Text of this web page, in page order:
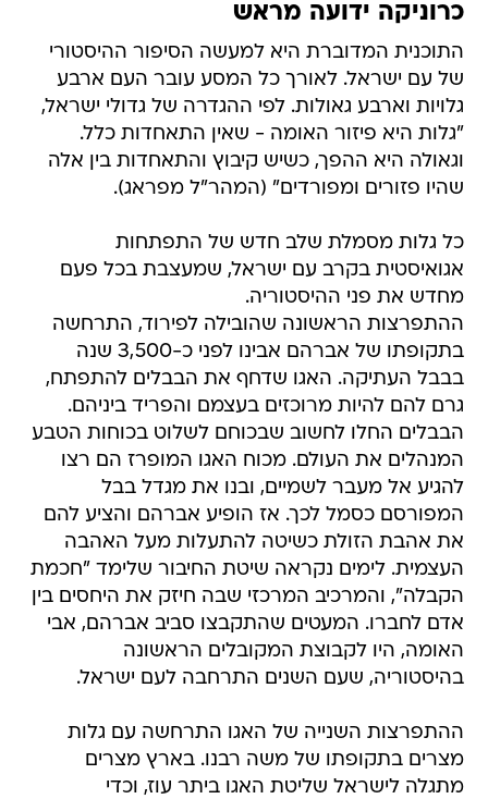
כרוניקה ידועה מראש
התוכנית המדוברת היא למעשה הסיפור ההיסטורי
של עם ישראל. לאורך כל המסע עובר העם ארבע
גלויות וארבע גאולות. לפי ההגדרה של גדולי ישראל,
"גלות היא פיזור האומה - שאין התאחדות כלל.
וגאולה היא ההפך, כשיש קיבוץ והתאחדות בין אלה
שהיו פזורים ומפורדים" (המהר"ל מפראג).
כל גלות מסמלת שלב חדש של התפתחות
אגואיסטית בקרב עם ישראל, שמעצבת בכל פעם
מחדש את פני ההיסטוריה.
ההתפרצות הראשונה שהובילה לפירוד, התרחשה
בתקופתו של אברהם אבינו לפני כ-3,500 שנה
בבבל העתיקה. האגו שדחף את הבבלים להתפתח,
גרם להם להיות מרוכזים בעצמם והפריד ביניהם.
הבבלים החלו לחשוב שבכוחם לשלוט בכוחות הטבע
המנהלים את העולם. מכוח האגו המופרז הם רצו
להגיע אל מעבר לשמיים, ובנו את מגדל בבל
המפורסם כסמל לכך. אז הופיע אברהם והציע להם
את אהבת הזולת כשיטה להתעלות מעל האהבה
העצמית. לימים נקראה שיטת החיבור שלימד "חכמת
הקבלה", והמרכיב המרכזי שבה חיזק את היחסים בין
אדם לחברו. המעטים שהתקבצו סביב אברהם, אבי
האומה, היו לקבוצת המקובלים הראשונה
בהיסטוריה, שעם השנים התרחבה לעם ישראל.
ההתפרצות השנייה של האגו התרחשה עם גלות
מצרים בתקופתו של משה רבנו. בארץ מצרים
מתגלה לישראל שליטת האגו ביתר עוז, וכדי